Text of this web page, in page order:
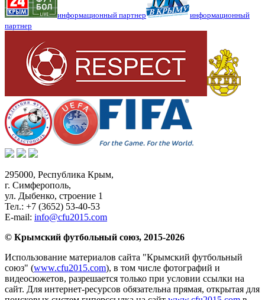
информационный партнер
информационный
партнер
295000, Республика Крым,
г. Симферополь,
ул. Дыбенко, строение 1
Тел.: +7 (3652) 53-40-53
E-mail: info@cfu2015.com
© Крымский футбольный союз, 2015-2026
Использование материалов сайта "Крымский футбольный
союз" (www.cfu2015.com), в том числе фотографий и
видеосюжетов, разрешается только при условии ссылки на
сайт. Для интернет-ресурсов обязательна прямая, открытая для